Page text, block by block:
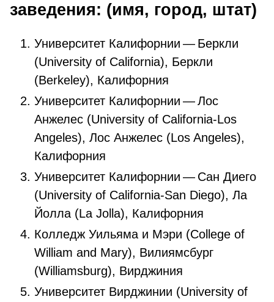
заведения: (имя, город, штат)
Университет Калифорнии — Беркли
(University of California), Беркли
(Berkeley), Калифорния
Университет Калифорнии — Лос
Анжелес (University of California-Los
Angeles), Лос Анжелес (Los Angeles),
Калифорния
Университет Калифорнии — Сан Диего
(University of California-San Diego), Ла
Йолла (La Jolla), Калифорния
Колледж Уильяма и Мэри (College of
William and Mary), Вилиямсбург
(Williamsburg), Вирджиния
Университет Вирджинии (University of